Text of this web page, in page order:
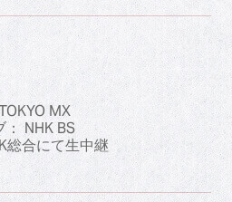
MX
NHK BS
総合にて生中継